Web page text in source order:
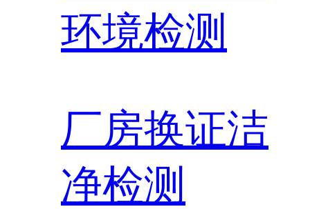
环境检测
厂房换证洁
净检测